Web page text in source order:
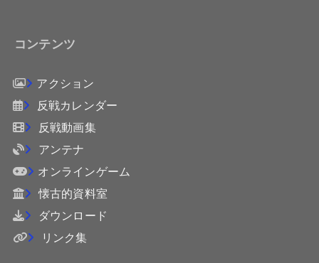
コンテンツ
アクション
反戦カレンダー
反戦動画集
アンテナ
オンラインゲーム
懐古的資料室
ダウンロード
リンク集